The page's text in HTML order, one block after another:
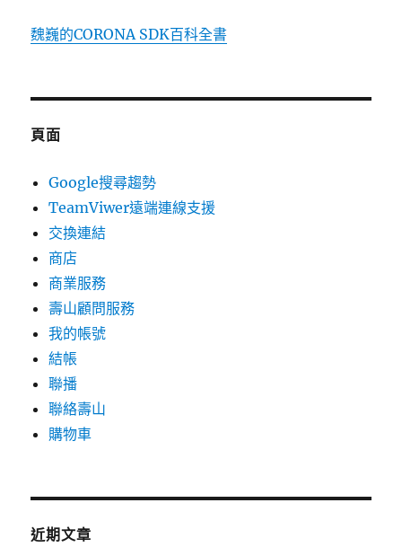
魏巍的CORONA SDK百科全書
頁面
Google搜尋趨勢
TeamViwer遠端連線支援
交換連結
商店
商業服務
壽山顧問服務
我的帳號
結帳
聯播
聯絡壽山
購物車
近期文章